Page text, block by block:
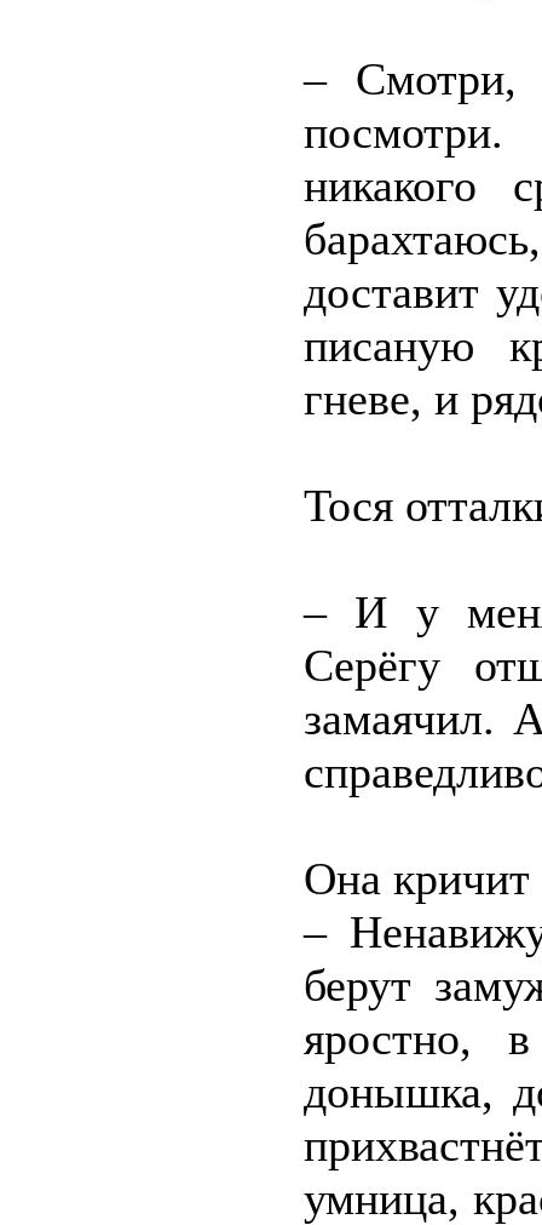
– Смотри,
никакого
доставит
писаную
гневе, и
Тося
– И у
Серёгу
замаячил.
Она
–
берут
яростно,
донышка,
умница,